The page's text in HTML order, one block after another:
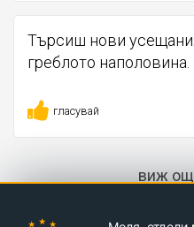
Търсиш нови
греблото наполовина.
гласувай
виж